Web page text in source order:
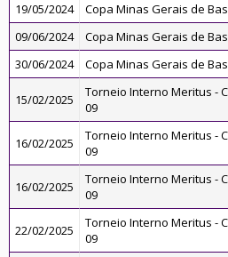
19/05/2024
Copa Minas Gerais de
09/06/2024
Copa Minas Gerais de
30/06/2024
Copa Minas Gerais de
15/02/2025
Torneio Interno Meritus -
09
16/02/2025
Torneio Interno Meritus -
09
16/02/2025
Torneio Interno Meritus -
09
22/02/2025
Torneio Interno Meritus -
09